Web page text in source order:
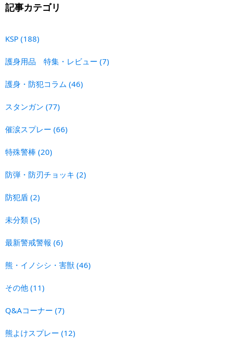
記事カテゴリ
KSP (188)
護身用品 特集・レビュー (7)
護身・防犯コラム (46)
スタンガン (77)
催涙スプレー (66)
特殊警棒 (20)
防弾・防刃チョッキ (2)
防犯盾 (2)
未分類 (5)
最新警戒警報 (6)
熊・イノシシ・害獣 (46)
その他 (11)
Q&Aコーナー (7)
熊よけスプレー (12)